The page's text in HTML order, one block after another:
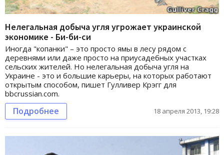
Нелегальная добыча угля угрожает украинской
экономике - Би-би-си
Иногда "копанки" – это просто ямы в лесу рядом с
деревнями или даже просто на приусадебных участках
сельских жителей. Но нелегальная добыча угля на
Украине - это и большие карьеры, на которых работают
открытым способом, пишет Гулливер Крэгг для
bbcrussian.com.
Подробнее 18 апреля 2013, 19:28